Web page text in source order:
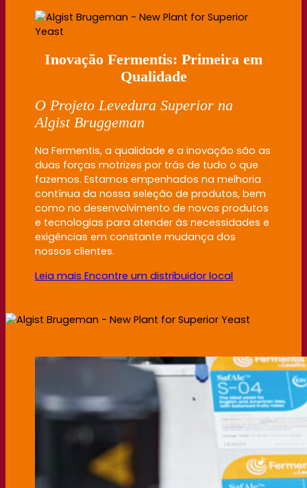
Inovação Fermentis: Primeira em
Qualidade
O Projeto LeveduraSuperiorna
AlgistBruggeman
Na Fermentis, a qualidade e a inovação são as
duas forças motrizes por trás de tudo o que
fazemos. Estamos empenhados na melhoria
contínua da nossa seleção de produtos, bem
como no desenvolvimento de novos produtos
e tecnologias para atender às necessidades e
exigências em constante mudança dos
nossos clientes.
Leia mais Encontre um distribuidor local